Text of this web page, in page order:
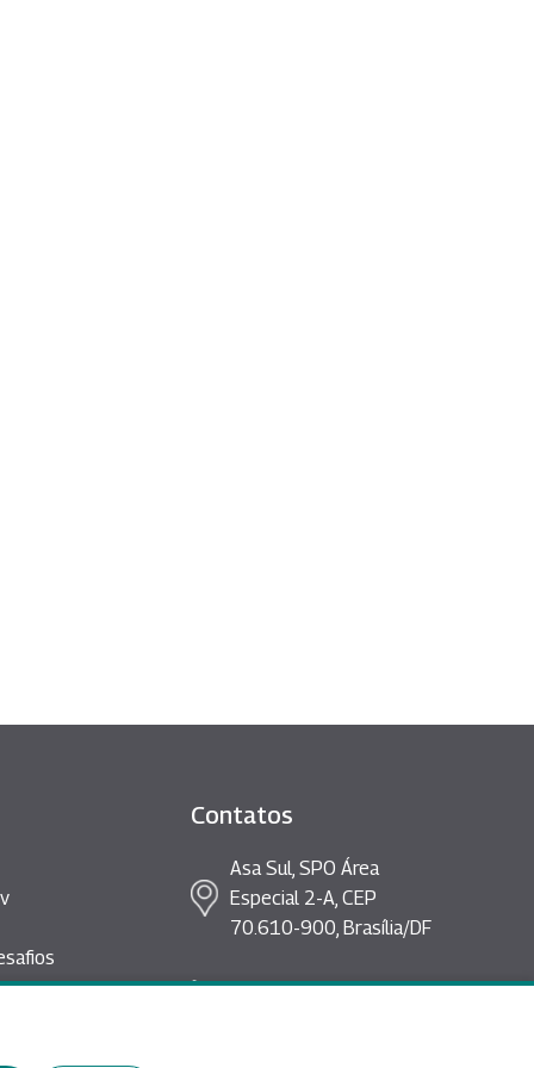
Contatos
Asa Sul, SPO Área
Especial 2-A, CEP
70.610-900, Brasília/DF
(61) 2020-3397